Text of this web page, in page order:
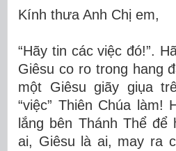
Kính thưa Anh Chị em,
“Hãy tin các việc đó!”.
Giêsu co ro trong hang
một Giêsu giãy giụa
“việc” Thiên Chúa làm!
lắng bên Thánh Thể để
ai, Giêsu là ai, may ra